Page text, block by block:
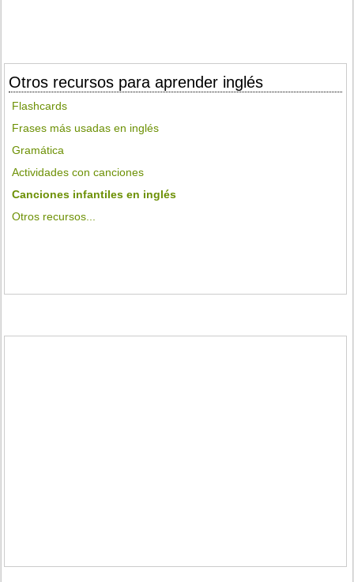
Otros recursos para aprender inglés
Flashcards
Frases más usadas en inglés
Gramática
Actividades con canciones
Canciones infantiles en inglés
Otros recursos...